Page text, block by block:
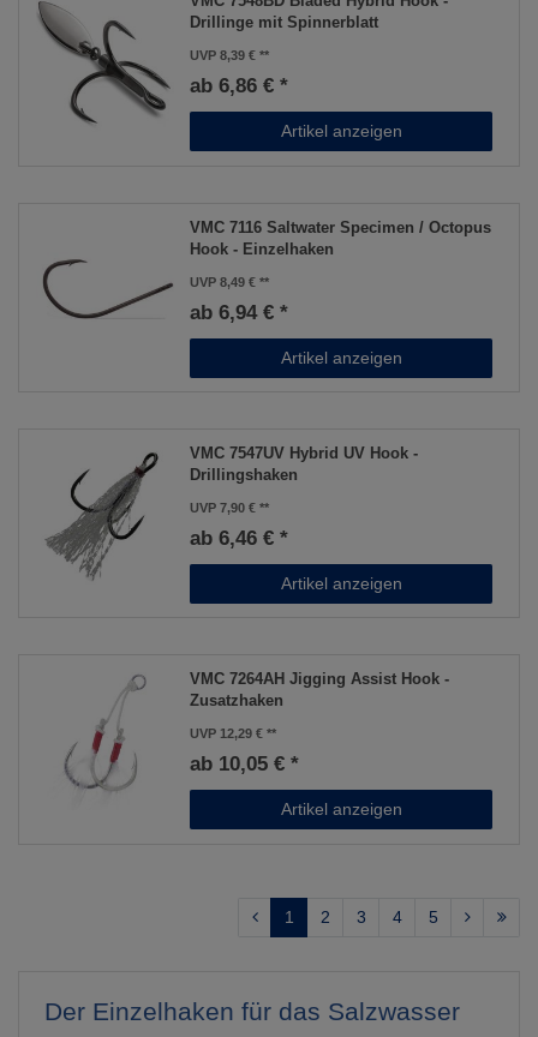
Drillinge mit Spinnerblatt
UVP 8,39 €
ab 6,86 € *
Artikel anzeigen
VMC 7116 Saltwater Specimen / Octopus
Hook - Einzelhaken
UVP 8,49 €
ab 6,94 € *
Artikel anzeigen
VMC 7547UV Hybrid UV Hook -
Drillingshaken
UVP 7,90 €
ab 6,46 € *
Artikel anzeigen
VMC 7264AH Jigging Assist Hook -
Zusatzhaken
UVP 12,29 €
ab 10,05 € *
Artikel anzeigen
1 2 3 4 5
Der Einzelhaken für das Salzwasser